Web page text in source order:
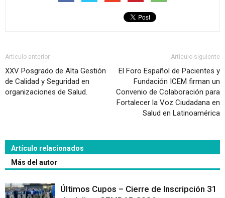
Artículo anterior
XXV Posgrado de Alta Gestión
de Calidad y Seguridad en
organizaciones de Salud.
Artículo siguiente
El Foro Español de Pacientes y
Fundación ICEM firman un
Convenio de Colaboración para
Fortalecer la Voz Ciudadana en
Salud en Latinoamérica
Artículo relacionados
Más del autor
Últimos Cupos – Cierre de Inscripción 31